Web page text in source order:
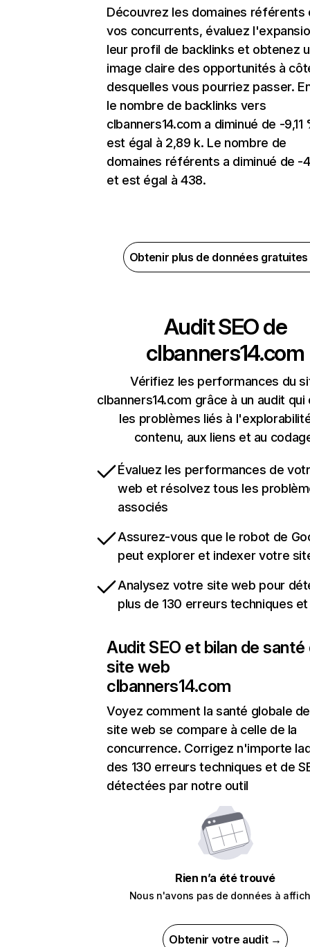
Découvrez les domaines référents
vos concurrents, évaluez
leur profil de backlinks et obtenez
image claire des opportunités à
desquelles vous pourriez passer.
le nombre de backlinks vers
clbanners14.com a diminué de -9,11
est égal à 2,89 k. Le nombre de
domaines référents a diminué de -
et est égal à 438.
Obtenir plus de données
Audit SEO de
clbanners14.com
Vérifiez les performances du
clbanners14.com grâce à un audit
les problèmes liés à
contenu, aux liens et au
Évaluez les performances de
web et résolvez tous les
associés
Assurez-vous que le robot de
peut explorer et indexer votre
Analysez votre site web pour
plus de 130 erreurs techniques et
Audit SEO et bilan de santé
site web
clbanners14.com
Voyez comment la santé globale
site web se compare à celle de la
concurrence. Corrigez n'importe
des 130 erreurs techniques et de
détectées par notre outil
Rien n’a été trouvé
Nous n'avons pas de données à
Obtenir votre audit →